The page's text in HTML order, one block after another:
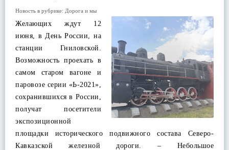
Новость в рубрике: Дорога и мы
Желающих ждут 12
июня, в День России, на
станции Гниловской.
Возможность проехать в
самом старом вагоне и
паровозе серии «Ь-2021»,
сохранившихся в России,
получат посетители
экспозиционной
площадки исторического подвижного состава Северо-
Кавказской железной дороги. – Небольшое